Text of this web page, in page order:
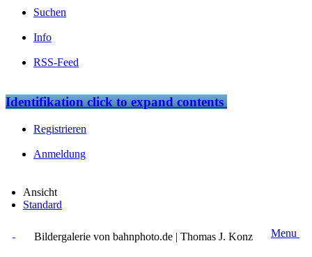
Suchen
Info
RSS-Feed
Identifikationclick to expand contents
Registrieren
Anmeldung
Ansicht
Standard
Bildergalerie von bahnphoto.de | Thomas J. Konz Menu